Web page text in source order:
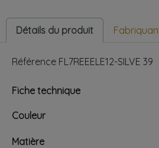
Détails du produit
Référence FL7REEELE12-SILVE 39
Fiche technique
Couleur
Matière